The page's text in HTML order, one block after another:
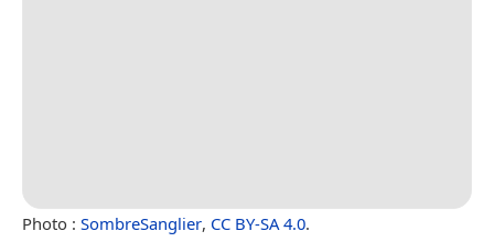
Photo : SombreSanglier, CC BY-SA 4.0.